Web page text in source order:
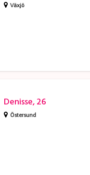
Växjö
Denisse, 26
Östersund